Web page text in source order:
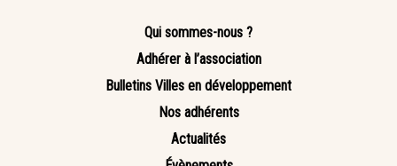
Qui sommes-nous ?
Adhérer à l’association
Bulletins Villes en développement
Nos adhérents
Actualités